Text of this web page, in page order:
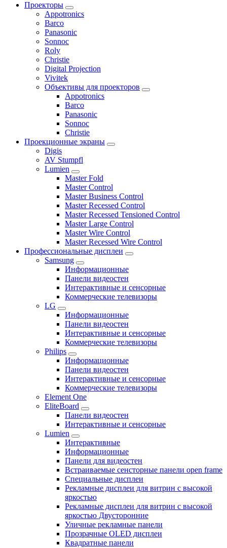
Проекторы
Appotronics
Barco
Panasonic
Sonnoc
Roly
Christie
Digital Projection
Vivitek
Объективы для проекторов
Appotronics
Barco
Panasonic
Sonnoc
Сhristie
Проекционные экраны
Digis
AV Stumpfl
Lumien
Master Fold
Master Control
Master Business Control
Master Recessed Control
Master Recessed Tensioned Control
Master Large Control
Master Wire Control
Master Recessed Wire Control
Профессиональные дисплеи
Samsung
Информационные
Панели видеостен
Интерактивные и сенсорные
Коммерческие телевизоры
LG
Информационные
Панели видеостен
Интерактивные и сенсорные
Коммерческие телевизоры
Philips
Информационные
Панели видеостен
Интерактивные и сенсорные
Коммерческие телевизоры
Element One
EliteBoard
Панели видеостен
Интерактивные и сенсорные
Lumien
Интерактивные
Информационные
Панели для видеостен
Встраиваемые сенсторные панели open frame
Специальные дисплеи
Рекламные дисплеи для витрин с высокой
яркостью
Рекламные дисплеи для витрин с высокой
яркостью Двусторонние
Уличные рекламные панели
Прозрачные OLED дисплеи
Квадратные панели